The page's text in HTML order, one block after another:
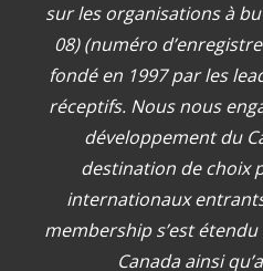
sur les organisations à
08) (numéro
fondé en 1997 par les
réceptifs. Nous nous
développement du
destination de choix
internationaux
membership s’est étendu
Canada ainsi